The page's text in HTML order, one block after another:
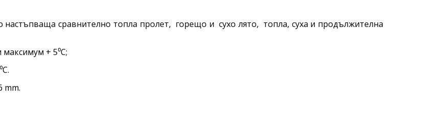
настъпваща сравнително топла пролет, горещо и сухо лято, топла, суха и продължителна
+ 5⁰С;
28⁰С.
mm.